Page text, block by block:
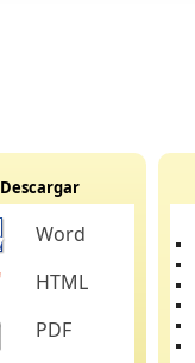
Descargar
Word
HTML
PDF